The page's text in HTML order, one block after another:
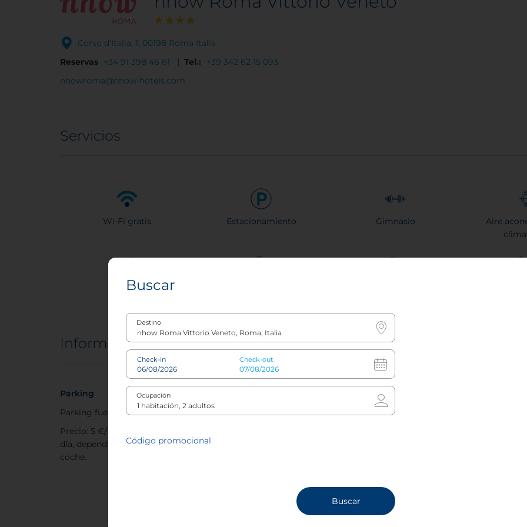
Corso d'Italia, 1, 00198 Roma Italia
Reservas +34 91 398 46 61 Tel.:
+39 342 62 15 093
nhowroma@nhow-hotels.com
Servicios
Wi-Fi gratis Estacionamiento Gimnasio
Aire
Mascotas
Información del hotel
Parking
Parking fuera del hotel: Cubierto
Precio: 5 €/hora. Desde 30-40 € al
día, dependiendo del modelo del
coche.
Perros y gatos permitidos
mascotas/habitación como
Buscar
Destino
Check-in Check-out
Ocupación
Código promocional
Buscar